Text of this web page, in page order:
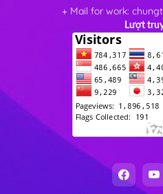
+ Mail for work:
Lượt